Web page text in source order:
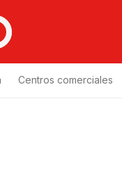
Centros comerciales